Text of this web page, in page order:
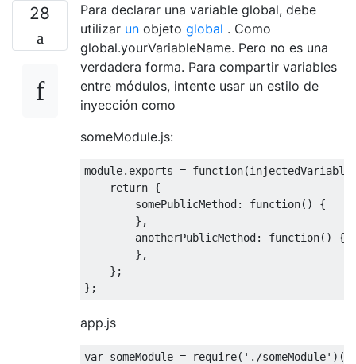
28
Para declarar una variable global, debe
utilizar un objeto global . Como
global.yourVariableName. Pero no es una
verdadera forma. Para compartir variables
entre módulos, intente usar un estilo de
inyección como
someModule.js:
module.exports = function(injectedVariable
return {
somePublicMethod: function( ) {
        },
anotherPublicMethod: function( ) {
        },
    };
app.js
var someModule = require( './someModule'